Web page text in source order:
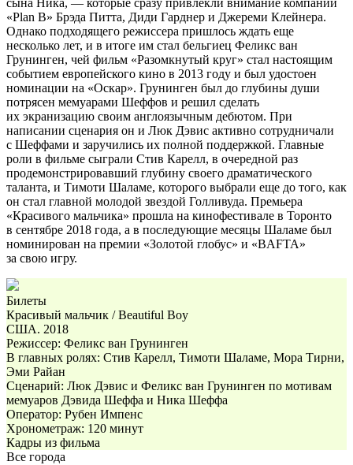
сына Ника, — которые сразу привлекли внимание компании
«Plan B» Брэда Питта, Диди Гарднер и Джереми Клейнера.
Однако подходящего режиссера пришлось ждать еще
несколько лет, и в итоге им стал бельгиец Феликс ван
Грунинген, чей фильм «Разомкнутый круг» стал настоящим
событием европейского кино в 2013 году и был удостоен
номинации на «Оскар». Грунинген был до глубины души
потрясен мемуарами Шеффов и решил сделать
их экранизацию своим англоязычным дебютом. При
написании сценария он и Люк Дэвис активно сотрудничали
с Шеффами и заручились их полной поддержкой. Главные
роли в фильме сыграли Стив Карелл, в очередной раз
продемонстрировавший глубину своего драматического
таланта, и Тимоти Шаламе, которого выбрали еще до того, как
он стал главной молодой звездой Голливуда. Премьера
«Красивого мальчика» прошла на кинофестивале в Торонто
в сентябре 2018 года, а в последующие месяцы Шаламе был
номинирован на премии «Золотой глобус» и «BAFTA»
за свою игру.
Билеты
Красивый мальчик / Beautiful Boy
США. 2018
Режиссер: Феликс ван Грунинген
В главных ролях: Стив Карелл, Тимоти Шаламе, Мора Тирни,
Эми Райан
Сценарий: Люк Дэвис и Феликс ван Грунинген по мотивам
мемуаров Дэвида Шеффа и Ника Шеффа
Оператор: Рубен Импенс
Хронометраж: 120 минут
Кадры из фильма
Все города